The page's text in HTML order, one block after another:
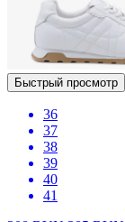
Быстрый просмотр
36
37
38
39
40
41